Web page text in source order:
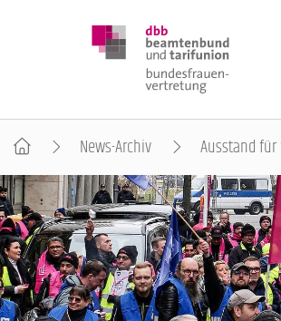
DBB FRAUEN
BUNDESTAGSWAHL 2025
News-Archiv Ausstand